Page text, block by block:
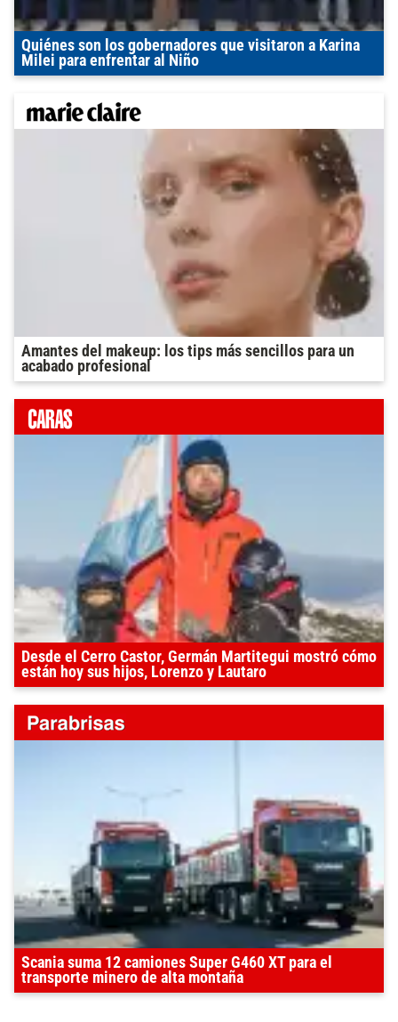
Quiénes son los gobernadores que visitaron a Karina
Milei para enfrentar al Niño
Amantes del makeup: los tips más sencillos para un
acabado profesional
Desde el Cerro Castor, Germán Martitegui mostró cómo
están hoy sus hijos, Lorenzo y Lautaro
Scania suma 12 camiones Super G460 XT para el
transporte minero de alta montaña